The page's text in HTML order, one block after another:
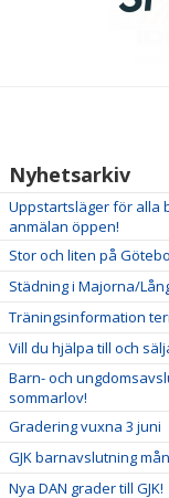
IN ENGLISH
Nyhetsarkiv
Uppstartsläger för alla
anmälan öppen!
Stor och liten på
Städning i Majorna/
Träningsinformation
Vill du hjälpa till och
Barn- och
sommarlov!
Gradering vuxna 3 juni
GJK barnavslutning
Nya DAN grader till GJK!